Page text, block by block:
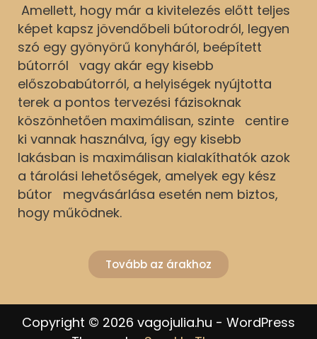
Amellett, hogy már a kivitelezés előtt teljes
képet kapsz jövendőbeli bútorodról, legyen
szó egy gyönyörű konyháról, beépített
bútorról vagy akár egy kisebb
előszobabútorról, a helyiségek nyújtotta
terek a pontos tervezési fázisoknak
köszönhetően maximálisan, szinte centire
ki vannak használva, így egy kisebb
lakásban is maximálisan kialakíthatók azok
a tárolási lehetőségek, amelyek egy kész
bútor megvásárlása esetén nem biztos,
hogy működnek.
Tovább az árakhoz
Copyright © 2026 vagojulia.hu - WordPress